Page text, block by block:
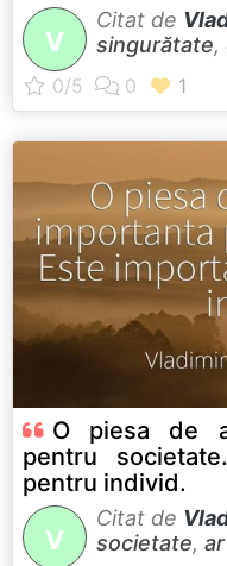
V
Citat de
singurătate,
O piesa de
pentru
pentru individ.
V
Citat de
societate,